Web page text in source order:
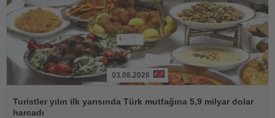
Oku
03.08.2026
Turistler yılın ilk yarısında Türk mutfağına 5,9 milyar dolar
harcadı